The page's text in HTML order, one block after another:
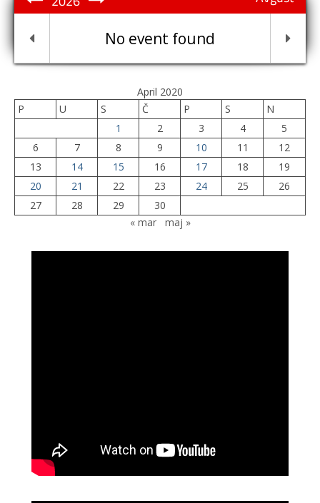
No event found
April 2020
P
U S Č P S
N
1
2 3 4
5
6
7 8 9 10 11
12
13
14 15 16 17 18
19
20
21 22 23 24 25
26
27
28 29
30
« mar
maj »